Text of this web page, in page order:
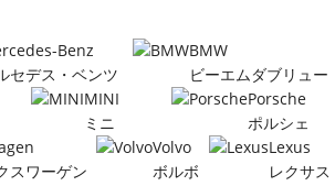
Benz
セデス・ベンツ
BMW
ビーエムダブリュー
MINI
ミニ
Porsche
ポルシェ
スワーゲン
Volvo
ボルボ
Lexus
レクサス